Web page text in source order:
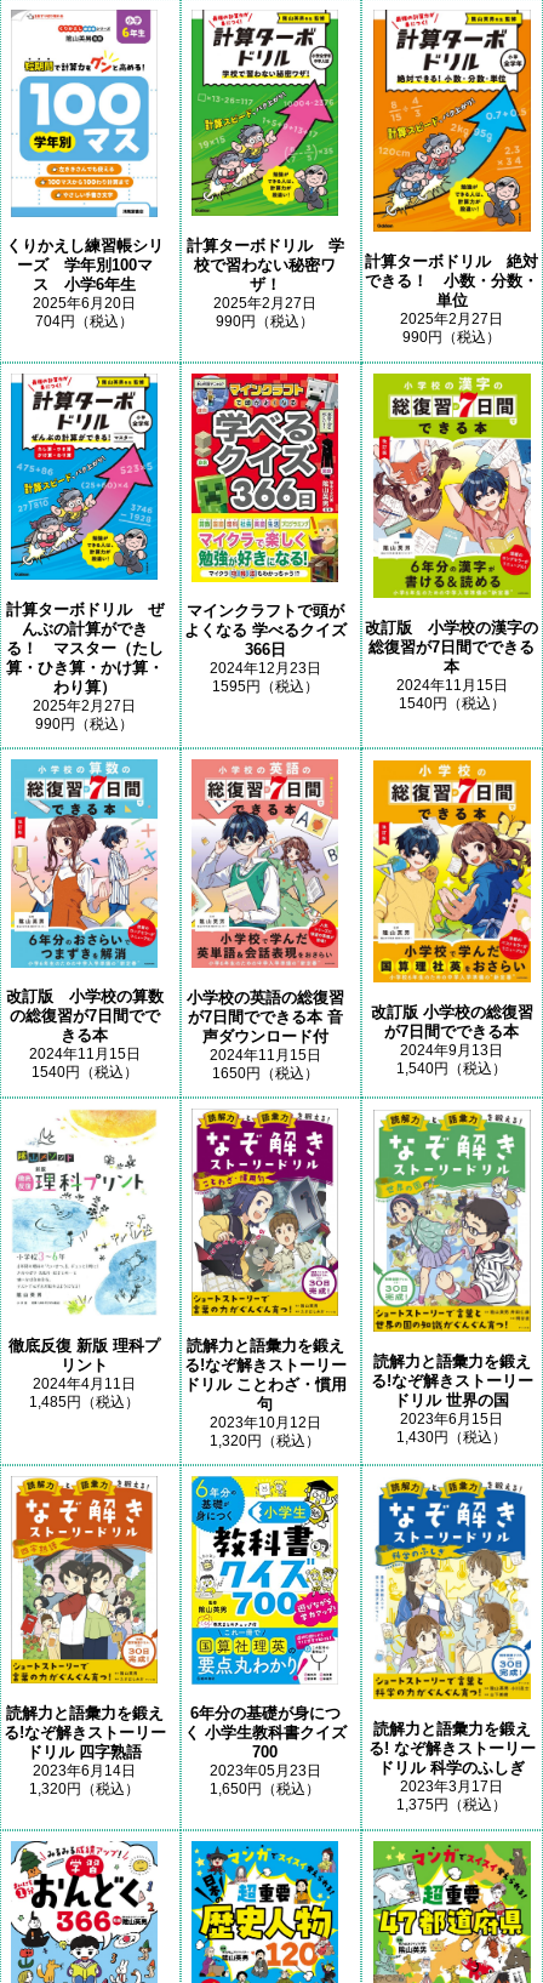
くりかえし練習帳シリ
ーズ 学年別100マ
ス 小学6年生
2025年6月20日
704円（税込）
計算ターボドリル 学
校で習わない秘密ワ
ザ！
2025年2月27日
990円（税込）
計算ターボドリル 絶対
できる！ 小数・分数・
単位
2025年2月27日
990円（税込）
計算ターボドリル ぜ
んぶの計算ができ
る！ マスター（たし
算・ひき算・かけ算・
わり算）
2025年2月27日
990円（税込）
マインクラフトで頭が
よくなる 学べるクイズ
366日
2024年12月23日
1595円（税込）
改訂版 小学校の漢字の
総復習が7日間でできる
本
2024年11月15日
1540円（税込）
改訂版 小学校の算数
の総復習が7日間でで
きる本
2024年11月15日
1540円（税込）
小学校の英語の総復習
が7日間でできる本 音
声ダウンロード付
2024年11月15日
1650円（税込）
改訂版 小学校の総復習
が7日間でできる本
2024年9月13日
1,540円（税込）
徹底反復 新版 理科プ
リント
2024年4月11日
1,485円（税込）
読解力と語彙力を鍛え
る!なぞ解きストーリー
ドリル ことわざ・慣用
句
2023年10月12日
1,320円（税込）
読解力と語彙力を鍛え
る!なぞ解きストーリー
ドリル 世界の国
2023年6月15日
1,430円（税込）
読解力と語彙力を鍛え
る!なぞ解きストーリー
ドリル 四字熟語
2023年6月14日
1,320円（税込）
6年分の基礎が身につ
く 小学生教科書クイズ
700
2023年05月23日
1,650円（税込）
読解力と語彙力を鍛え
る! なぞ解きストーリー
ドリル 科学のふしぎ
2023年3月17日
1,375円（税込）